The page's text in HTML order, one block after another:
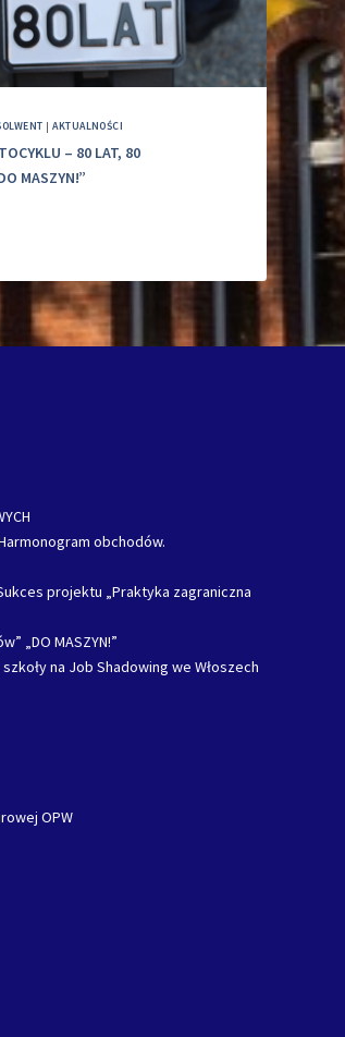
|AKTUALNOŚCI
– 80 LAT, 80
MASZYN!”
obchodów.
projektu „Praktyka zagraniczna
„DO MASZYN!”
na Job Shadowing we Włoszech
OPW